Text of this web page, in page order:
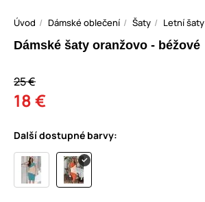
Úvod Dámské oblečení Šaty Letní šaty
Dámské šaty oranžovo - béžové
25 €
18 €
Další dostupné barvy: